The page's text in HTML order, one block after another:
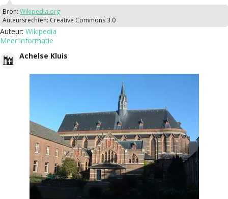
Bron: Wikipedia.org
Auteursrechten: Creative Commons 3.0
Auteur: Wikipedia
Meer informatie
Achelse Kluis